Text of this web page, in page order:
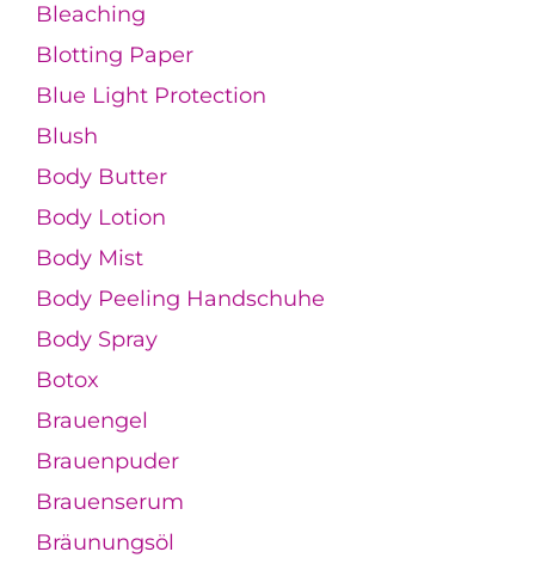
Bleaching
Blotting Paper
Blue Light Protection
Blush
Body Butter
Body Lotion
Body Mist
Body Peeling Handschuhe
Body Spray
Botox
Brauengel
Brauenpuder
Brauenserum
Bräunungsöl